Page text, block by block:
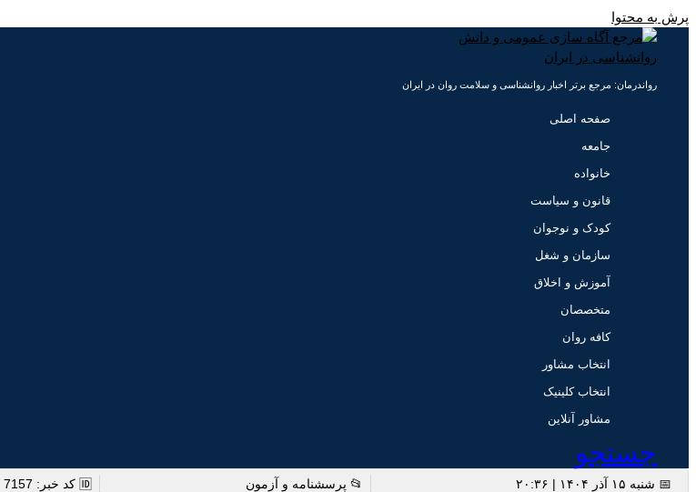
پرش به محتوا
رواندرمان: مرجع برتر اخبار روانشناسی و سلامت روان در ایران
صفحه اصلی
جامعه
خانواده
قانون و سیاست
کودک و نوجوان
سازمان و شغل
آموزش و اخلاق
متخصصان
کافه روان
انتخاب مشاور
انتخاب کلینیک
مشاور آنلاین
جستجو
📅 شنبه ۱۵ آذر ۱۴۰۴ | ۲۰:۳۶ 📂 پرسشنامه و آزمون 🆔 کد خبر: 7157